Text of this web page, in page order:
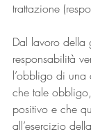
trattazione
Dal lavoro della
responsabilità
l’obbligo di una
che tale
positivo e che
all’esercizio